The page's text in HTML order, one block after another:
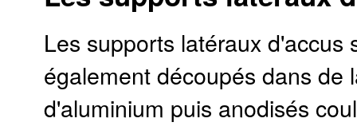
Les supports latéraux d'accus
également découpés dans de
d'aluminium puis anodisés